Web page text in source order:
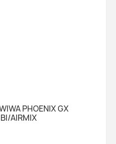
PHOENIX GX
AIRMIX